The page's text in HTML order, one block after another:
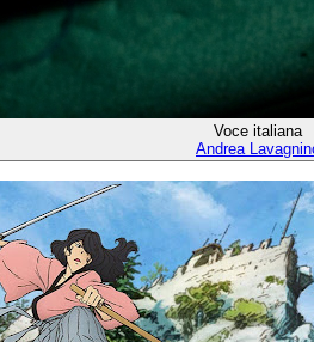
Voce italiana
Andrea